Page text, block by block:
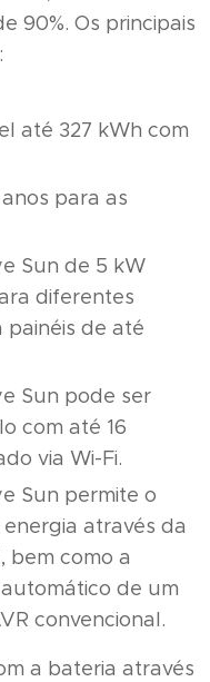
90%. Os principais
até 327 kWh com
para as
Sun de 5 kW
diferentes
de até
Sun pode ser
com até 16
via Wi-Fi.
Sun permite o
através da
bem como a
de um
convencional.
a bateria através